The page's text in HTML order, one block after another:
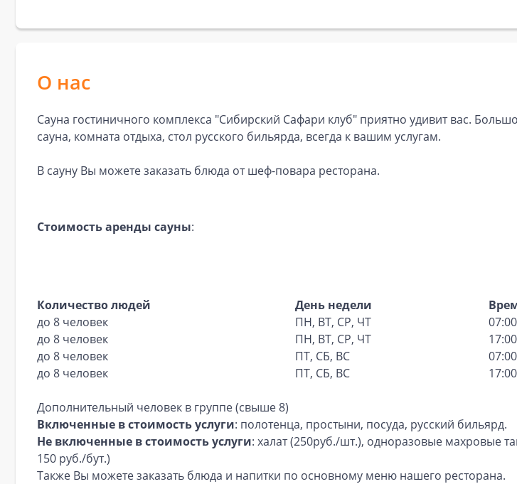
О нас
Сауна гостиничного комплекса "Сибирский Сафари клуб" приятно удивит вас.
сауна, комната отдыха, стол русского бильярда, всегда к вашим услугам.
В сауну Вы можете заказать блюда от шеф-повара ресторана.
Стоимость аренды сауны:
Количество людей День недели
до 8 человек
ПН, ВТ, СР, ЧТ
до 8 человек
ПН, ВТ, СР, ЧТ
до 8 человек
ПТ, СБ, ВС
до 8 человек
ПТ, СБ, ВС
Дополнительный человек в группе (свыше 8)
Включенные в стоимость услуги: полотенца, простыни, посуда, русский бильярд.
Не включенные в стоимость услуги: халат (250руб./шт.), одноразовые махровые
150 руб./бут.)
Также Вы можете заказать блюда и напитки по основному меню нашего ресторана.